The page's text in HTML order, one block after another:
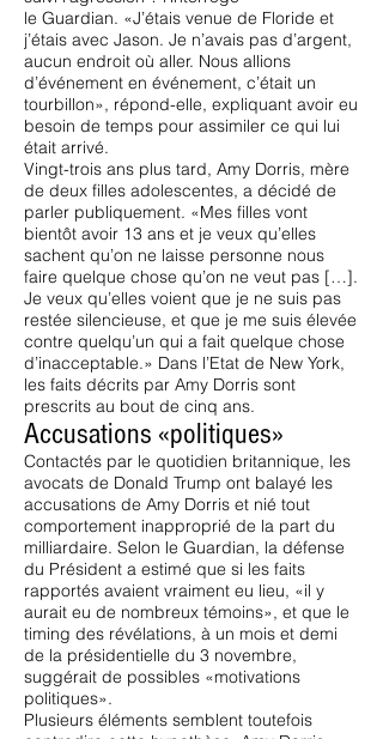
le Guardian. «J’étais venue de Floride et
j’étais avec Jason. Je n’avais pas d’argent,
aucun endroit où aller. Nous allions
d’événement en événement, c’était un
tourbillon», répond-elle, expliquant avoir eu
besoin de temps pour assimiler ce qui lui
était arrivé.
Vingt-trois ans plus tard, Amy Dorris, mère
de deux filles adolescentes, a décidé de
parler publiquement. «Mes filles vont
bientôt avoir 13 ans et je veux qu’elles
sachent qu’on ne laisse personne nous
faire quelque chose qu’on ne veut pas […].
Je veux qu’elles voient que je ne suis pas
restée silencieuse, et que je me suis élevée
contre quelqu’un qui a fait quelque chose
d’inacceptable.» Dans l’Etat de New York,
les faits décrits par Amy Dorris sont
prescrits au bout de cinq ans.
Accusations «politiques»
Contactés par le quotidien britannique, les
avocats de Donald Trump ont balayé les
accusations de Amy Dorris et nié tout
comportement inapproprié de la part du
milliardaire. Selon le Guardian, la défense
du Président a estimé que si les faits
rapportés avaient vraiment eu lieu, «il y
aurait eu de nombreux témoins», et que le
timing des révélations, à un mois et demi
de la présidentielle du 3 novembre,
suggérait de possibles «motivations
politiques».
Plusieurs éléments semblent toutefois